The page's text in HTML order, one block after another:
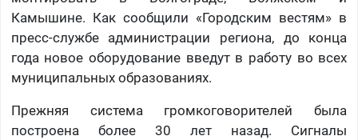
Камышине. Как сообщили «Городским вестям» в
пресс-службе администрации региона, до конца
года новое оборудование введут в работу во всех
муниципальных образованиях.
Прежняя система громкоговорителей была
построена более 30 лет назад. Сигналы